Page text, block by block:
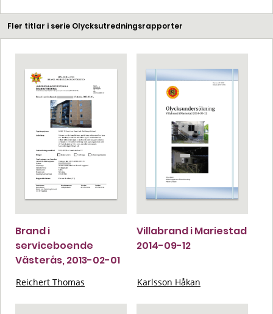
Fler titlar i serie Olycksutredningsrapporter
Brand i
serviceboende
Västerås, 2013-02-01
Reichert Thomas
Villabrand i Mariestad
2014-09-12
Karlsson Håkan